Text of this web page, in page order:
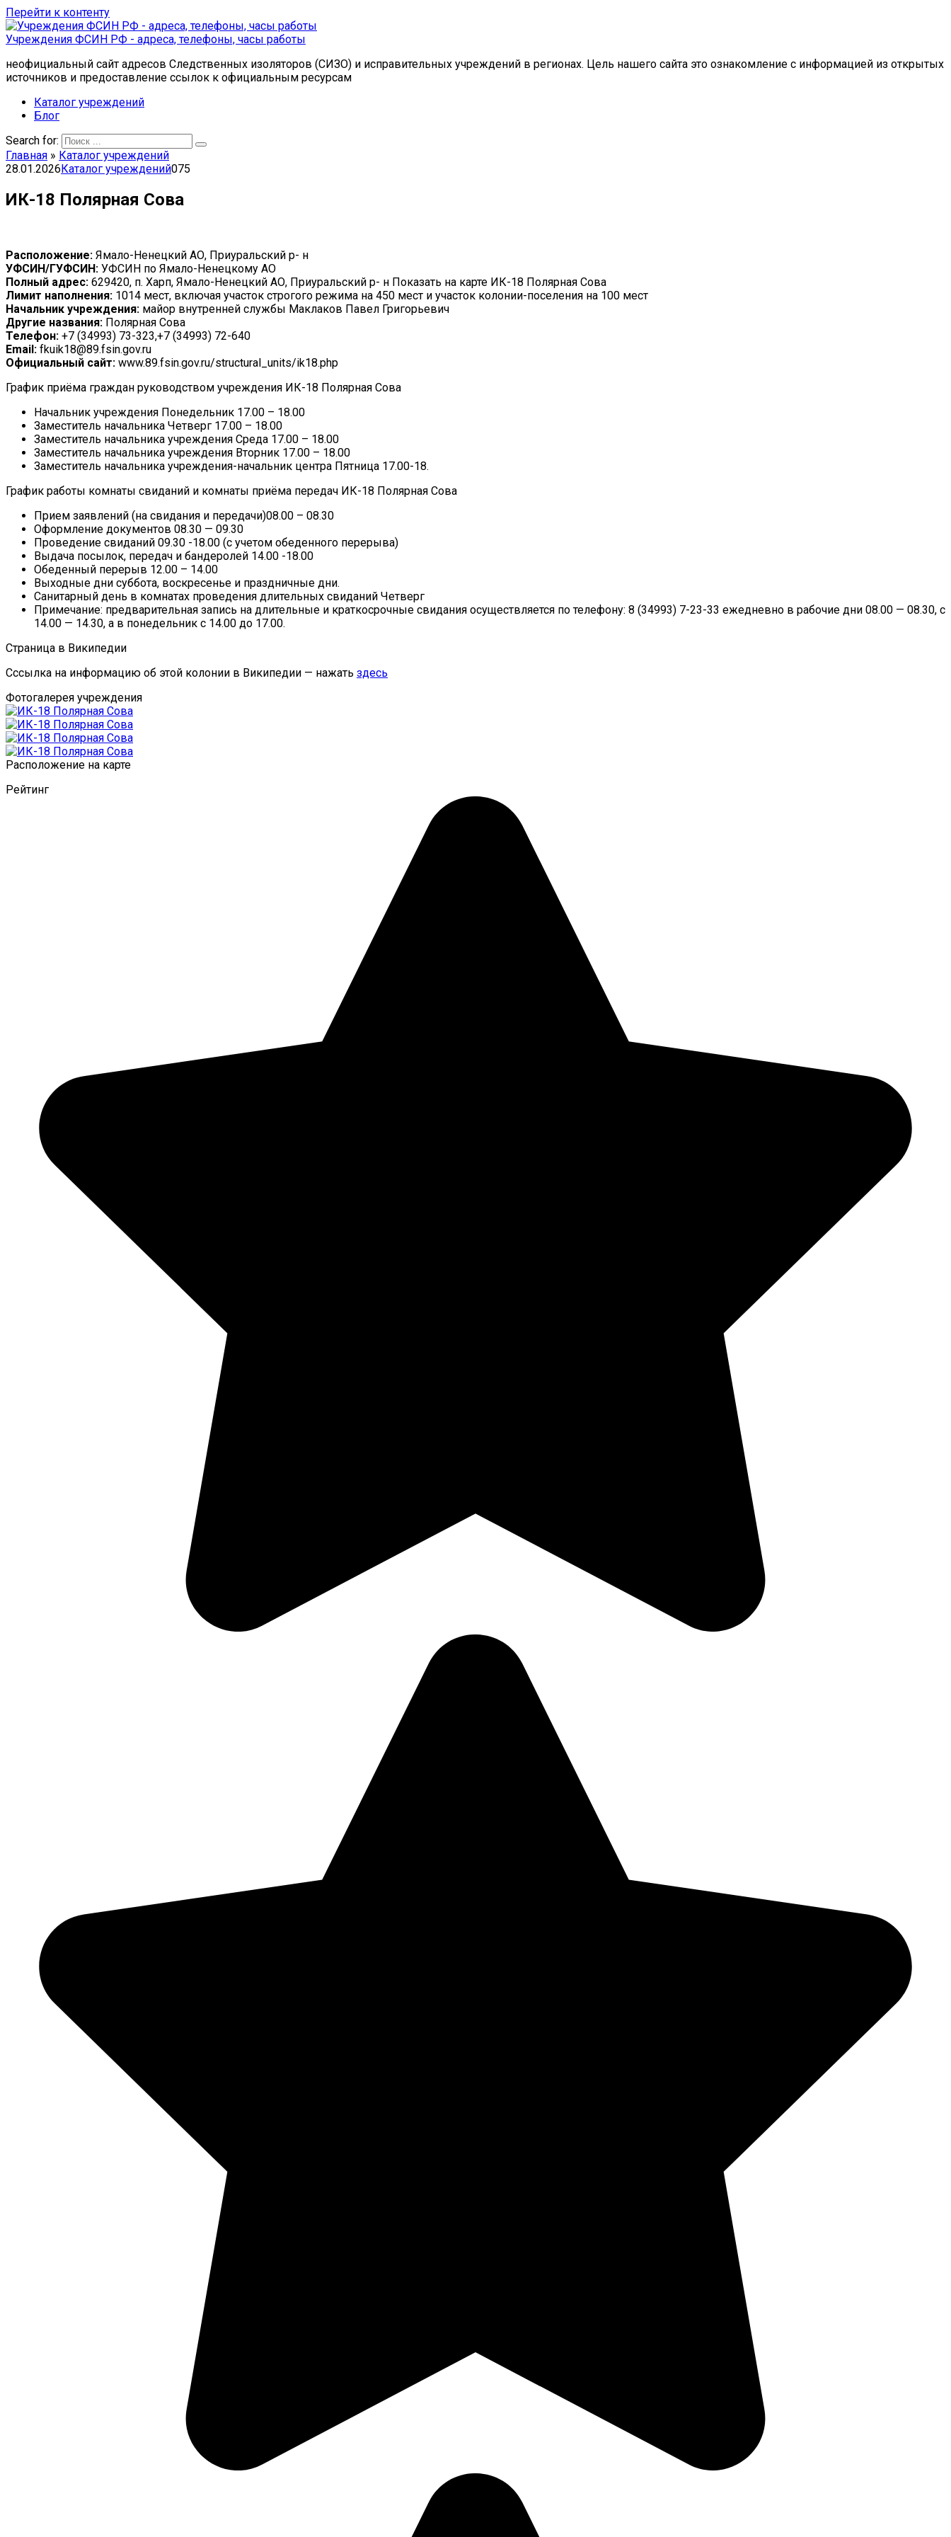
Перейти к контенту
Учреждения ФСИН РФ - адреса, телефоны, часы работы
неофициальный сайт адресов Следственных изоляторов (СИЗО) и исправительных учреждений в регионах. Цель нашего сайта это ознакомление с информацией из открытых
источников и предоставление ссылок к официальным ресурсам
Каталог учреждений
Блог
Search for:
Главная » Каталог учреждений
28.01.2026Каталог учреждений075
ИК-18 Полярная Сова
Расположение: Ямало-Ненецкий АО, Приуральский р- н
УФСИН/ГУФСИН: УФСИН по Ямало-Ненецкому АО
Полный адрес: 629420, п. Харп, Ямало-Ненецкий АО, Приуральский р- н Показать на карте ИК-18 Полярная Сова
Лимит наполнения: 1014 мест, включая участок строгого режима на 450 мест и участок колонии-поселения на 100 мест
Начальник учреждения: майор внутренней службы Маклаков Павел Григорьевич
Другие названия: Полярная Сова
Телефон: +7 (34993) 73-323,+7 (34993) 72-640
Email: fkuik18@89.fsin.gov.ru
Официальный сайт: www.89.fsin.gov.ru/structural_units/ik18.php
График приёма граждан руководством учреждения ИК-18 Полярная Сова
Начальник учреждения Понедельник 17.00 – 18.00
Заместитель начальника Четверг 17.00 – 18.00
Заместитель начальника учреждения Среда 17.00 – 18.00
Заместитель начальника учреждения Вторник 17.00 – 18.00
Заместитель начальника учреждения-начальник центра Пятница 17.00-18.
График работы комнаты свиданий и комнаты приёма передач ИК-18 Полярная Сова
Прием заявлений (на свидания и передачи)08.00 – 08.30
Оформление документов 08.30 — 09.30
Проведение свиданий 09.30 -18.00 (с учетом обеденного перерыва)
Выдача посылок, передач и бандеролей 14.00 -18.00
Обеденный перерыв 12.00 – 14.00
Выходные дни суббота, воскресенье и праздничные дни.
Санитарный день в комнатах проведения длительных свиданий Четверг
Примечание: предварительная запись на длительные и краткосрочные свидания осуществляется по телефону: 8 (34993) 7-23-33 ежедневно в рабочие дни 08.00 — 08.30, с
14.00 — 14.30, а в понедельник с 14.00 до 17.00.
Страница в Википедии
Сссылка на информацию об этой колонии в Википедии — нажать здесь
Фотогалерея учреждения
Расположение на карте
Рейтинг